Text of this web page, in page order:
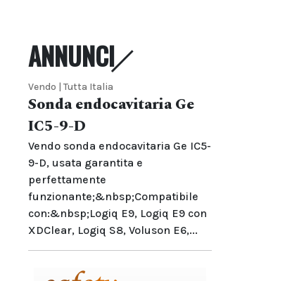
ANNUNCI
Vendo | Tutta Italia
Sonda endocavitaria Ge
IC5-9-D
Vendo sonda endocavitaria Ge IC5-
9-D, usata garantita e
perfettamente
funzionante;&nbsp;Compatibile
con:&nbsp;Logiq E9, Logiq E9 con
XDClear, Logiq S8, Voluson E6,...